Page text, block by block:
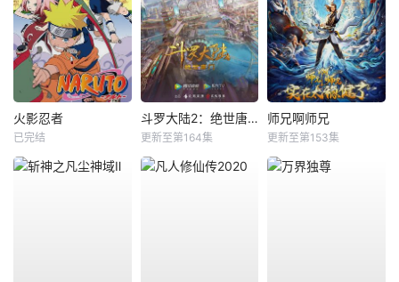
火影忍者
已完结
斗罗大陆2：绝世唐门
更新至第164集
师兄啊师兄
更新至第153集